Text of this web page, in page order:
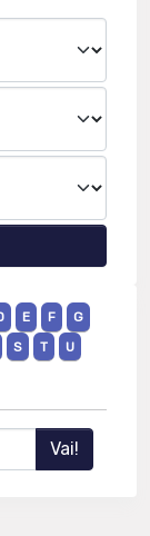
E F
G
S T
U